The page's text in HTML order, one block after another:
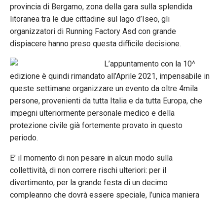
provincia di Bergamo, zona della gara sulla splendida
litoranea tra le due cittadine sul lago d’Iseo, gli
organizzatori di Running Factory Asd con grande
dispiacere hanno preso questa difficile decisione.
L’appuntamento con la 10^
edizione è quindi rimandato all’Aprile 2021, impensabile in
queste settimane organizzare un evento da oltre 4mila
persone, provenienti da tutta Italia e da tutta Europa, che
impegni ulteriormente personale medico e della
protezione civile già fortemente provato in questo
periodo.
E’ il momento di non pesare in alcun modo sulla
collettività, di non correre rischi ulteriori: per il
divertimento, per la grande festa di un decimo
compleanno che dovrà essere speciale, l’unica maniera